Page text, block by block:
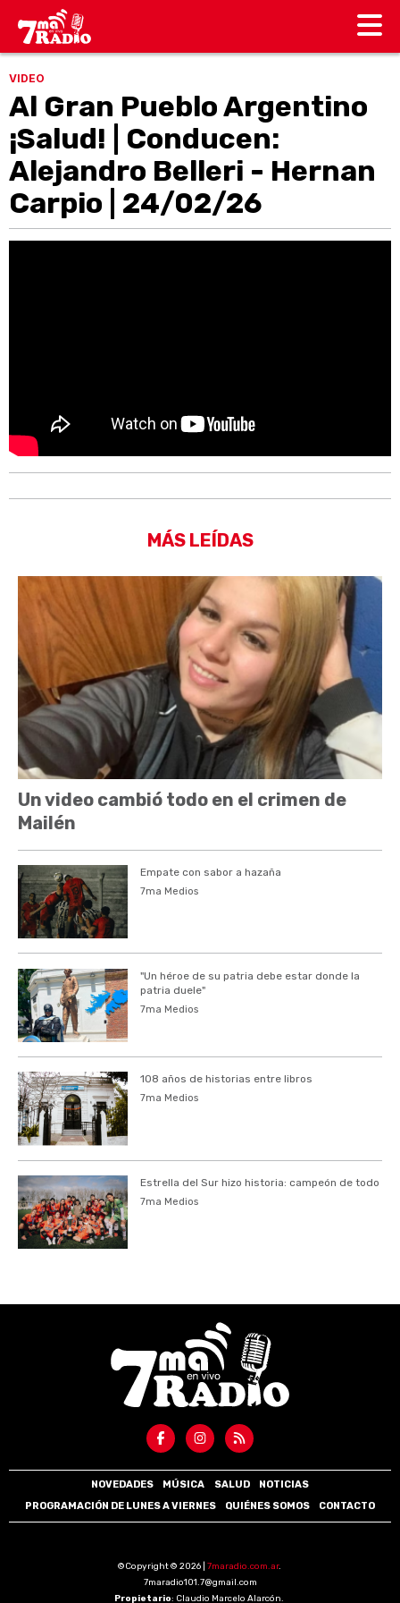
VIDEO
Al Gran Pueblo Argentino
¡Salud! | Conducen:
Alejandro Belleri - Hernan
Carpio | 24/02/26
MÁS LEÍDAS
Un video cambió todo en el crimen de
Mailén
Empate con sabor a hazaña
7ma Medios
"Un héroe de su patria debe estar donde la
patria duele"
7ma Medios
108 años de historias entre libros
7ma Medios
Estrella del Sur hizo historia: campeón de todo
7ma Medios
NOVEDADES MÚSICA SALUD
NOTICIAS
PROGRAMACIÓN DE LUNES A VIERNES
QUIÉNES SOMOS CONTACTO
©Copyright © 2026 | 7maradio.com.ar.
7maradio101.7@gmail.com
Propietario: Claudio Marcelo Alarcón.